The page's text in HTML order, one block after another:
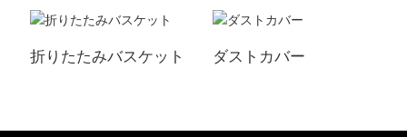
折りたたみバスケット ダストカバー